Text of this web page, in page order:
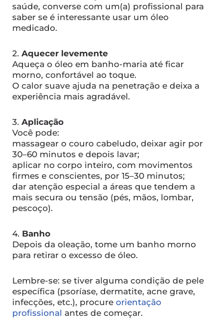
saúde, converse com um(a) profissional para
saber se é interessante usar um óleo
medicado.
2. Aquecer levemente
Aqueça o óleo em banho-maria até ficar
morno, confortável ao toque.
O calor suave ajuda na penetração e deixa a
experiência mais agradável.
3. Aplicação
Você pode:
massagear o couro cabeludo, deixar agir por
30–60 minutos e depois lavar;
aplicar no corpo inteiro, com movimentos
firmes e conscientes, por 15–30 minutos;
dar atenção especial a áreas que tendem a
mais secura ou tensão (pés, mãos, lombar,
pescoço).
4. Banho
Depois da oleação, tome um banho morno
para retirar o excesso de óleo.
Lembre-se: se tiver alguma condição de pele
específica (psoríase, dermatite, acne grave,
infecções, etc.), procure orientação
profissional antes de começar.